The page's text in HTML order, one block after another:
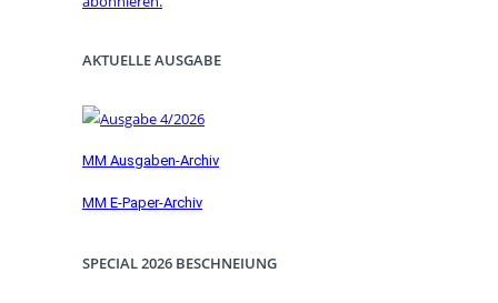
AKTUELLE AUSGABE
MM Ausgaben-Archiv
MM E-Paper-Archiv
SPECIAL 2026 BESCHNEIUNG